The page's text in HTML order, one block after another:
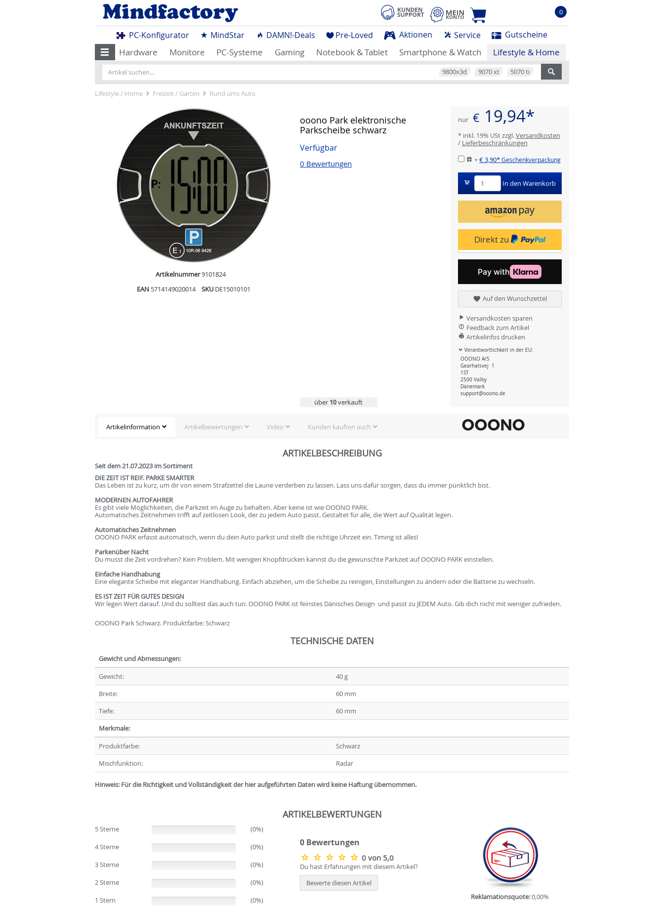
0
PC-Konfigurator MindStar DAMN!-Deals Pre-Loved Aktionen Service Gutscheine
Hardware Monitore PC-Systeme Gaming Notebook & Tablet Smartphone & Watch Lifestyle & Home
9800x3d 9070 xt 5070 ti
Lifestyle / Home Freizeit / Garten Rund ums Auto
Artikelnummer9101824
EAN 5714149020014 SKU DE15010101
ooono Park elektronische
Parkscheibe schwarz
Verfügbar
0 Bewertungen
über 10verkauft
nur € 19,94*
* inkl. 19% USt zzgl.Versandkosten
/ Lieferbeschränkungen
+€ 3,90* Geschenkverpackung
In den Warenkorb
Direkt zu
Auf den Wunschzettel
Versandkosten sparen
Feedback zum Artikel
Artikelinfos drucken
Verantwortlichkeit in der EU:
OOONO A/S
Gearhalsvej 1
1ST
2500 Valby
Dänemark
support@ooono.de
Artikelinformation Artikelbewertungen Video Kunden kauften auch
ARTIKELBESCHREIBUNG
Seit dem 21.07.2023 im Sortiment
DIE ZEIT IST REIF. PARKE SMARTER
Das Leben ist zu kurz, um dir von einem Strafzettel die Laune verderben zu lassen. Lass uns dafür sorgen, dass du immer pünktlich bist.
MODERNEN AUTOFAHRER
Es gibt viele Möglichkeiten, die Parkzeit im Auge zu behalten. Aber keine ist wie OOONO PARK.
Automatisches Zeitnehmen trifft auf zeitlosen Look, der zu jedem Auto passt. Gestaltet für alle, die Wert auf Qualität legen.
Automatisches Zeitnehmen
OOONO PARK erfasst automatisch, wenn du dein Auto parkst und stellt die richtige Uhrzeit ein. Timing ist alles!
Parkenüber Nacht
Du musst die Zeit vordrehen? Kein Problem. Mit wenigen Knopfdrücken kannst du die gewünschte Parkzeit auf OOONO PARK einstellen.
Einfache Handhabung
Eine elegante Scheibe mit eleganter Handhabung. Einfach abziehen, um die Scheibe zu reinigen, Einstellungen zu ändern oder die Batterie zu wechseln.
ES IST ZEIT FÜR GUTES DESIGN
Wir legen Wert darauf. Und du solltest das auch tun. OOONO PARK ist feinstes Dänisches Design  und passt zu JEDEM Auto. Gib dich nicht mit weniger zufrieden.
OOONO Park Schwarz. Produktfarbe: Schwarz
TECHNISCHE DATEN
Gewicht und Abmessungen:
Gewicht:
40 g
Breite:
60 mm
Tiefe:
60 mm
Merkmale:
Produktfarbe:
Schwarz
Mischfunktion:
Radar
Hinweis: Für die Richtigkeit und Vollständigkeit der hier aufgeführten Daten wird keine Haftung übernommen.
ARTIKELBEWERTUNGEN
5 Sterne
(0%)
4 Sterne
(0%)
3 Sterne
(0%)
2 Sterne
(0%)
1 Stern
(0%)
0 Bewertungen
0 von 5,0
Du hast Erfahrungen mit diesem Artikel?
Bewerte diesen Artikel
Reklamationsquote:0,00%